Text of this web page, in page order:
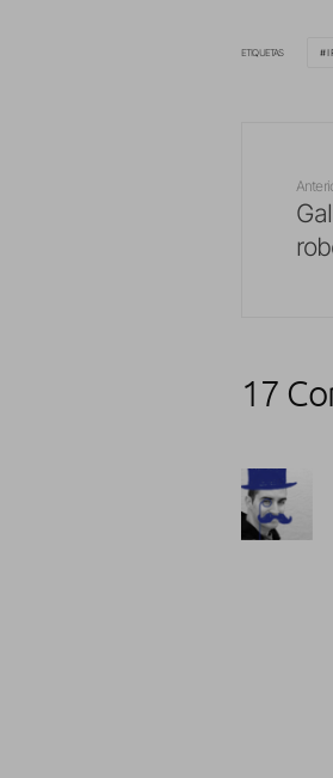
ETIQUETAS
17